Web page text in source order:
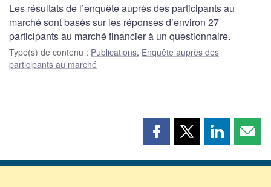
Les résultats de l’enquête auprès des participants au
marché sont basés sur les réponses d’environ 27
participants au marché financier à un questionnaire.
Type(s) de contenu : Publications, Enquête auprès des
participants au marché
Partager
page
Partager
page
Partager
page page